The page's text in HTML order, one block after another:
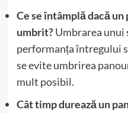
Ce se întâmplă dacă
umbrit?Umbrarea unui
performanța întregului
se evite umbrirea
mult posibil.
Cât timp durează un